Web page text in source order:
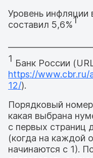
Уровень инфляции
составил 5,6%1
1 Банк России
https://www.cbr.ru/
12/).
Порядковый
какая выбрана
с первых страниц
(когда на каждой
начинаются с 1).